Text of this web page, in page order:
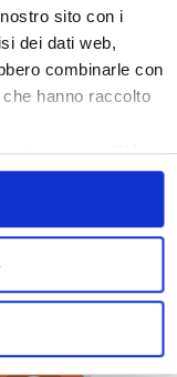
sito con i
dei dati web,
combinarle con
hanno raccolto
accettati